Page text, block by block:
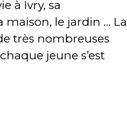
à Ivry, sa
le jardin … La
très nombreuses
jeune s’est